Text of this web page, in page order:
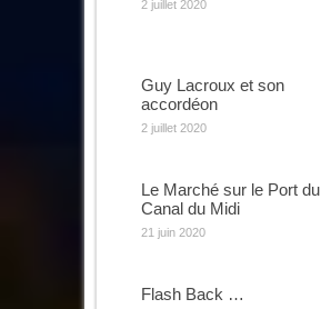
2 juillet 2020
Guy Lacroux et son
accordéon
2 juillet 2020
Le Marché sur le Port du
Canal du Midi
21 juin 2020
Flash Back …